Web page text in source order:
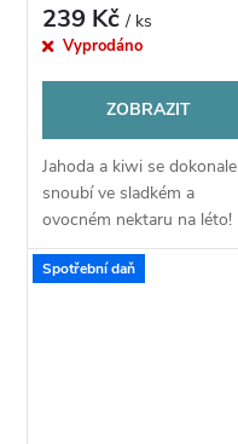
239 Kč/ ks
Vyprodáno
ZOBRAZIT
Jahoda a kiwi se dokonale
snoubí ve sladkém a
ovocném nektaru na léto!
Spotřební daň